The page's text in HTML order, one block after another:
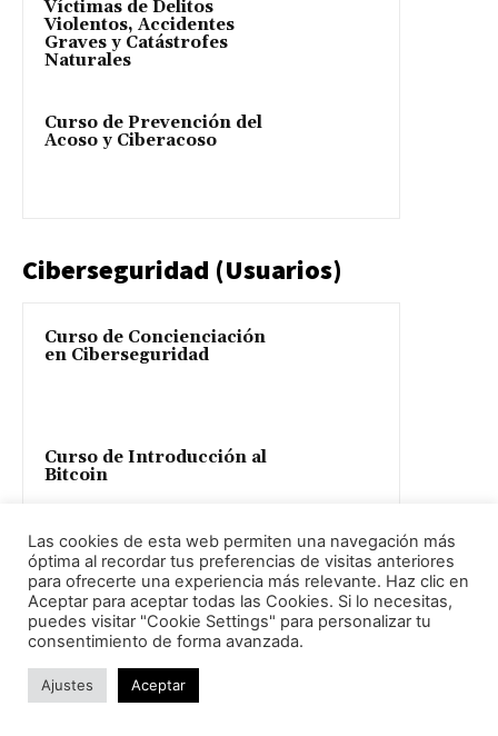
Víctimas de Delitos
Violentos, Accidentes
Graves y Catástrofes
Naturales
Curso de Prevención del
Acoso y Ciberacoso
Ciberseguridad (Usuarios)
Curso de Concienciación
en Ciberseguridad
Curso de Introducción al
Bitcoin
Curso de
Ciberinteligencia de
Amenazas (CTI, Nivel 1)
Curso de Prevención y
Las cookies de esta web permiten una navegación más
óptima al recordar tus preferencias de visitas anteriores
para ofrecerte una experiencia más relevante. Haz clic en
Aceptar para aceptar todas las Cookies. Si lo necesitas,
puedes visitar "Cookie Settings" para personalizar tu
consentimiento de forma avanzada.
Ajustes Aceptar